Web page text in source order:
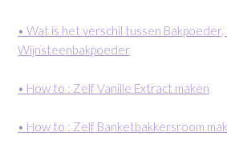
• Wat is het verschil tussen Bakpoeder,
Wijnsteenbakpoeder
• How to : Zelf Vanille Extract maken
• How to : Zelf Banketbakkersroom